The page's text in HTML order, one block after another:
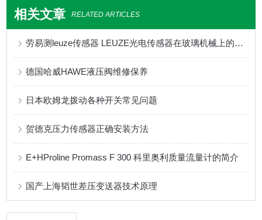
相关文章 RELATED ARTICLES
劳易测leuze传感器 LEUZE光电传感器在玻璃机械上的应用
德国哈威HAWE液压阀维修保养
日本欧姆龙拨动各种开关常见问题
贺德克压力传感器正确安装方法
E+HProline Promass F 300 科里奥利质量流量计的简介
国产上海韬世差压变送器技术原理